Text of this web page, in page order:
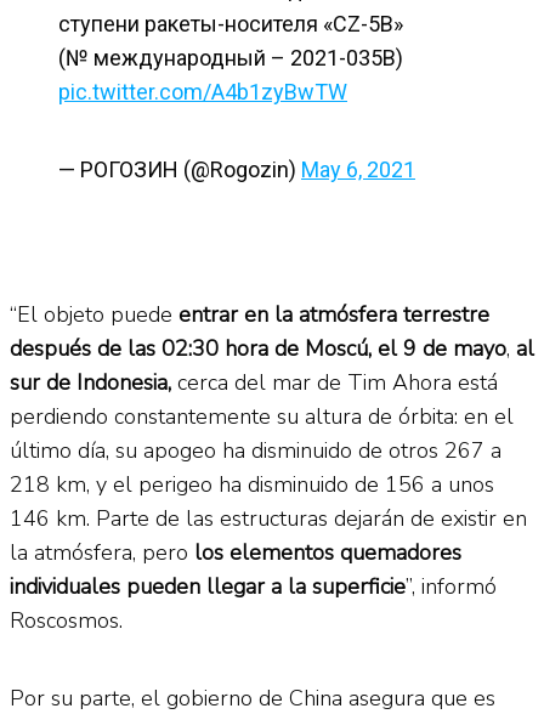
ступени ракеты-носителя «CZ-5B»
(№ международный – 2021-035B)
pic.twitter.com/A4b1zyBwTW
— РОГОЗИН (@Rogozin) May 6, 2021
“El objeto puede entrar en la atmósfera terrestre
después de las 02:30 hora de Moscú, el 9 de mayo, al
sur de Indonesia, cerca del mar de Tim Ahora está
perdiendo constantemente su altura de órbita: en el
último día, su apogeo ha disminuido de otros 267 a
218 km, y el perigeo ha disminuido de 156 a unos
146 km. Parte de las estructuras dejarán de existir en
la atmósfera, pero los elementos quemadores
individuales pueden llegar a la superficie”, informó
Roscosmos.
Por su parte, el gobierno de China asegura que es